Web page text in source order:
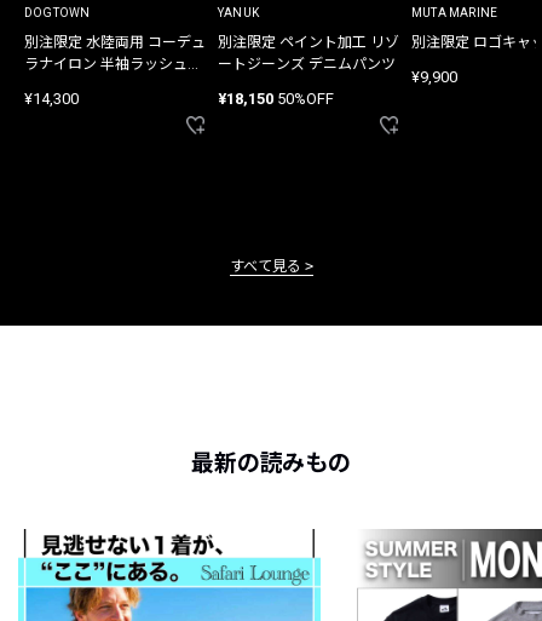
DOGTOWN
別注限定 水陸両用 コーデュ
ラナイロン 半袖ラッシュガ
¥14,300
YANUK
別注限定 ペイント加工 リゾ
ートジーンズ デニムパンツ
¥18,150 50%OFF
MUTA MARINE
別注限定 ロゴキャ
¥9,900
すべて見る
最新の読みもの